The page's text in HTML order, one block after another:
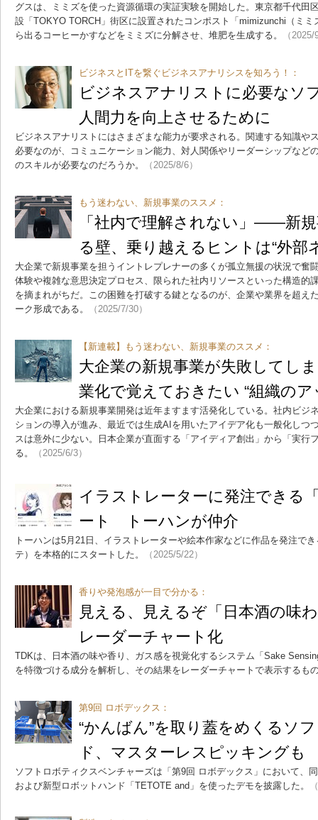
グスは、ミミズを使った資源循環の実証実験を開始した。東京都千代田
設「TOKYO TORCH」街区に設置されたコンポスト「mimizunchi（ミ
ら出るコーヒーかすなどをミミズに分解させ、堆肥を生成する。
（
ビジネスとITを繋ぐビジネスアナリシスを知ろう！：
ビジネスアナリストに必要なソ
人間力を向上させるために
ビジネスアナリストにはさまざまな能力が要求される。関連する知識や
必要なのが、コミュニケーション能力、対人関係やリーダーシップなど
のスキルが必要なのだろうか。
（2025/8/6）
もう迷わない、新規事業のススメ：
「社内で理解されない」――新
る壁、乗り越えるヒントは“外部
大企業で新規事業を担うイントレプレナーの多くが孤立無援の状況で奮
体験や複雑な意思決定プロセス、限られた社内リソースといった構造的
を摘まれがちだ。この困難を打破する鍵となるのが、企業や業界を超え
ーク形成である。
（2025/7/30）
【新連載】もう迷わない、新規事業のススメ：
大企業の新規事業が失敗してし
業化で覚えておきたい “組織の
大企業における新規事業開発は近年ますます活発化している。社内ビジ
ションの導入が進み、最近では生成AIを用いたアイデア化も一般化しつ
スは意外に少ない。日本企業が直面する「アイディア創出」から「実行
る。
（2025/6/3）
イラストレーターに発注できる
ート トーハンが仲介
トーハンは5月21日、イラストレーターや絵本作家などに作品を発注で
テ）を本格的にスタートした。
（2025/5/22）
香りや発泡感が一目で分かる：
見える、見えるぞ「日本酒の味
レーダーチャート化
TDKは、日本酒の味や香り、ガス感を視覚化するシステム「Sake
を特徴づける成分を解析し、その結果をレーダーチャートで表示するも
第9回 ロボデックス：
“かんばん”を取り蓋をめくるソ
ド、マスターレスピッキングも
ソフトロボティクスベンチャーズは「第9回 ロボデックス」において、
および新型ロボットハンド「TETOTE and」を使ったデモを披露した。